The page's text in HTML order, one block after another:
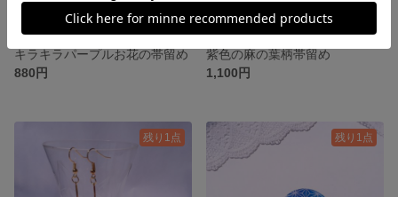
キラキラパープルお花の帯留め
880円
紫色の麻の葉柄帯留め
1,100円
残り1点 残り1点